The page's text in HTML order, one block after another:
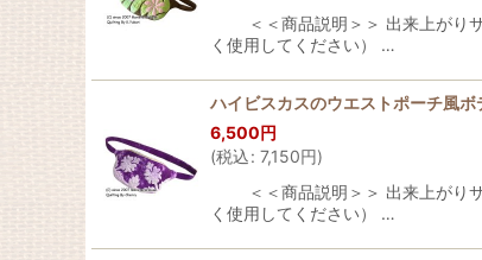
＜＜商品説明＞＞ 出来上がりサ
く使用してください） …
ハイビスカスのウエストポーチ風ボ
6,500円
(税込: 7,150円)
＜＜商品説明＞＞ 出来上がりサ
く使用してください） …